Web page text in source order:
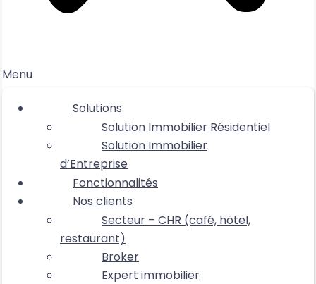
Menu
Solutions
Solution Immobilier Résidentiel
Solution Immobilier
d’Entreprise
Fonctionnalités
Nos clients
Secteur – CHR (café, hôtel,
restaurant)
Broker
Expert immobilier